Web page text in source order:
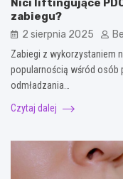
Nici liftingujące
zabiegu?
2 sierpnia 2025
Zabiegi z wykorzystaniem
popularnością wśród osób
odmładzania…
Czytaj dalej